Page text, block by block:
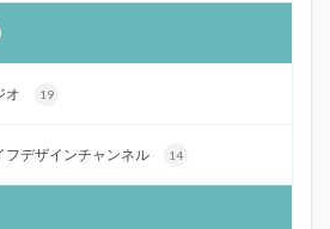
オ 19
フデザインチャンネル 14